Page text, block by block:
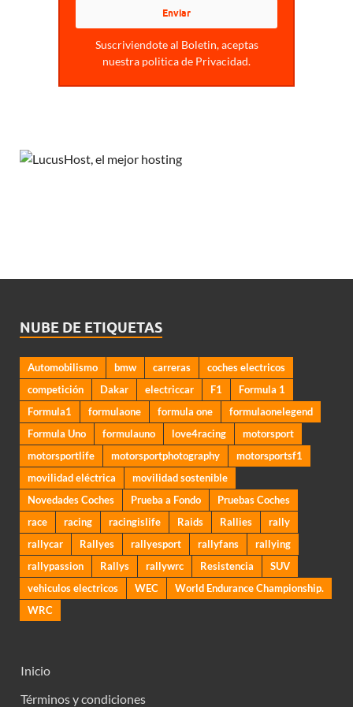
Suscriviendote al Boletin, aceptas
nuestra politica de Privacidad.
NUBE DE ETIQUETAS
Automobilismo bmw carreras
coches electricos
competición
Dakar electriccar F1
Formula 1
Formula1
formulaone formula one
formulaonelegend
Formula Uno
formulauno love4racing
motorsport
motorsportlife
motorsportphotography
motorsportsf1
movilidad eléctrica
movilidad sostenible
Novedades Coches
Prueba a Fondo
Pruebas Coches
race
racing racingislife Raids Rallies
rally
rallycar
Rallyes rallyesport rallyfans
rallying
rallypassion
Rallys rallywrc Resistencia
SUV
vehiculos electricos
WEC
World Endurance Championship.
WRC
Inicio
Términos y condiciones